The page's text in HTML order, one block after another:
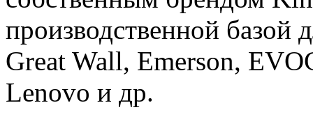
производственной базой
Great Wall, Emerson,
Lenovo и др.